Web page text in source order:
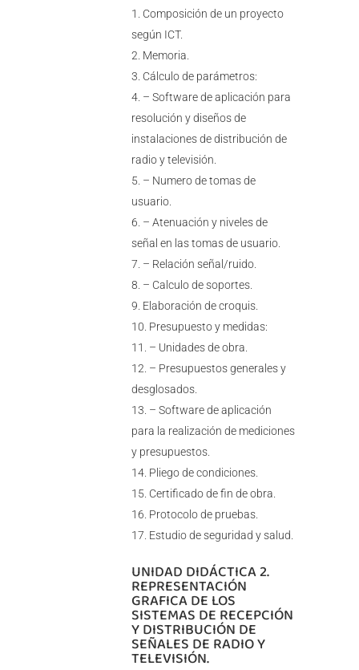
Composición de un proyecto
según ICT.
Memoria.
Cálculo de parámetros:
– Software de aplicación para
resolución y diseños de
instalaciones de distribución de
radio y televisión.
– Numero de tomas de
usuario.
– Atenuación y niveles de
señal en las tomas de usuario.
– Relación señal/ruido.
– Calculo de soportes.
Elaboración de croquis.
Presupuesto y medidas:
– Unidades de obra.
– Presupuestos generales y
desglosados.
– Software de aplicación
para la realización de mediciones
y presupuestos.
Pliego de condiciones.
Certificado de fin de obra.
Protocolo de pruebas.
Estudio de seguridad y salud.
UNIDAD DIDÁCTICA 2.
REPRESENTACIÓN
GRAFICA DE LOS
SISTEMAS DE RECEPCIÓN
Y DISTRIBUCIÓN DE
SEÑALES DE RADIO Y
TELEVISIÓN.